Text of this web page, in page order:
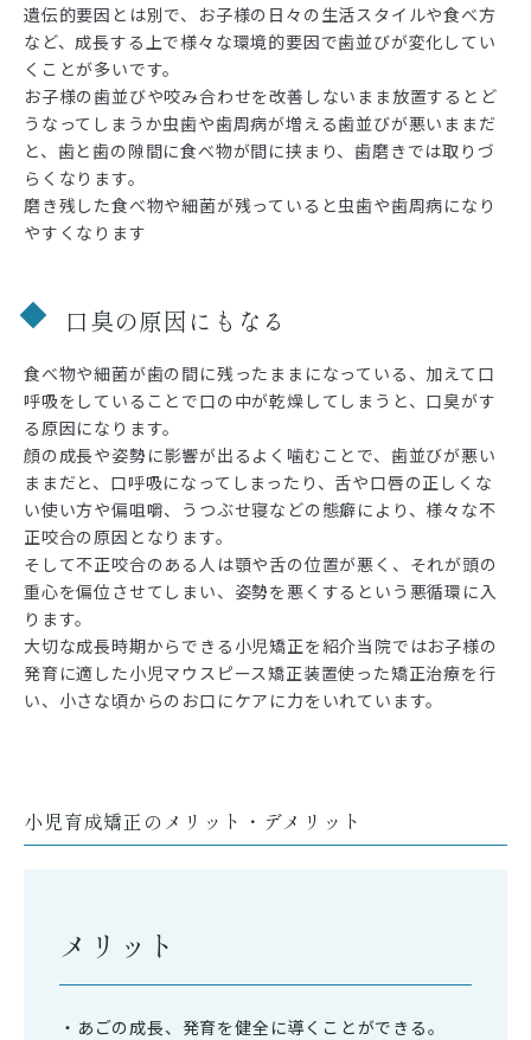
遺伝的要因とは別で、お子様の日々の生活スタイルや食べ方
など、成長する上で様々な環境的要因で歯並びが変化してい
くことが多いです。
お子様の歯並びや咬み合わせを改善しないまま放置するとど
うなってしまうか虫歯や歯周病が増える歯並びが悪いままだ
と、歯と歯の隙間に食べ物が間に挟まり、歯磨きでは取りづ
らくなります。
磨き残した食べ物や細菌が残っていると虫歯や歯周病になり
やすくなります
口臭の原因にもなる
食べ物や細菌が歯の間に残ったままになっている、加えて口
呼吸をしていることで口の中が乾燥してしまうと、口臭がす
る原因になります。
顔の成長や姿勢に影響が出るよく噛むことで、歯並びが悪い
ままだと、口呼吸になってしまったり、舌や口唇の正しくな
い使い方や偏咀嚼、うつぶせ寝などの態癖により、様々な不
正咬合の原因となります。
そして不正咬合のある人は顎や舌の位置が悪く、それが頭の
重心を偏位させてしまい、姿勢を悪くするという悪循環に入
ります。
大切な成長時期からできる小児矯正を紹介当院ではお子様の
発育に適した小児マウスピース矯正装置使った矯正治療を行
い、小さな頃からのお口にケアに力をいれています。
小児育成矯正のメリット・デメリット
メリット
・あごの成長、発育を健全に導くことができる。